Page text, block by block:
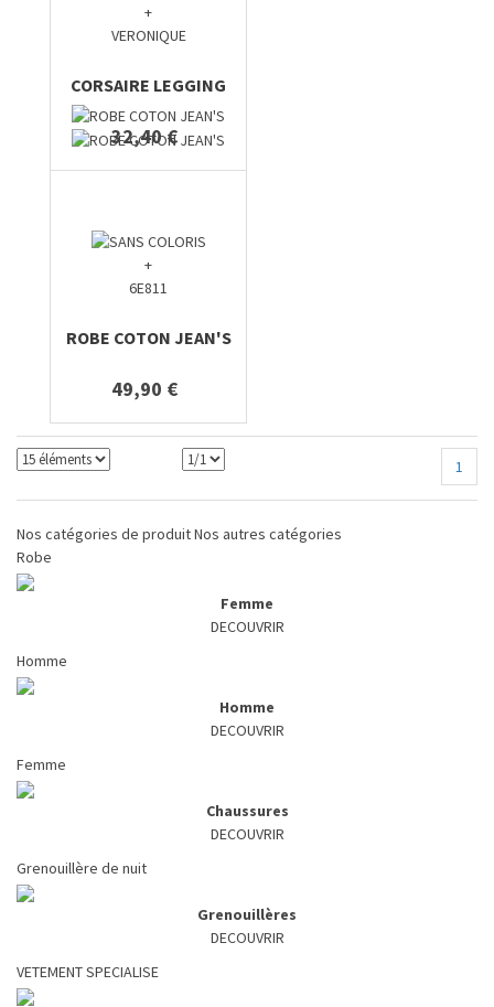
+
VERONIQUE
CORSAIRE LEGGING
32,40 €
+
6E811
ROBE COTON JEAN'S
49,90 €
1
Nos catégories de produitNos autres catégories
Robe
Femme
DECOUVRIR
Homme
Homme
DECOUVRIR
Femme
Chaussures
DECOUVRIR
Grenouillère de nuit
Grenouillères
DECOUVRIR
VETEMENT SPECIALISE